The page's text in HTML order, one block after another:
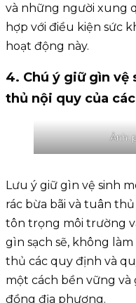
và những người xung
hợp với điều kiện sức
hoạt động này.
4. Chú ý giữ gìn
thủ nội quy của
Ảnh:
Lưu ý giữ gìn vệ sinh
rác bừa bãi và tuân
tôn trọng môi trường
gìn sạch sẽ, không
thủ các quy định và
một cách bền vững
đồng địa phương.